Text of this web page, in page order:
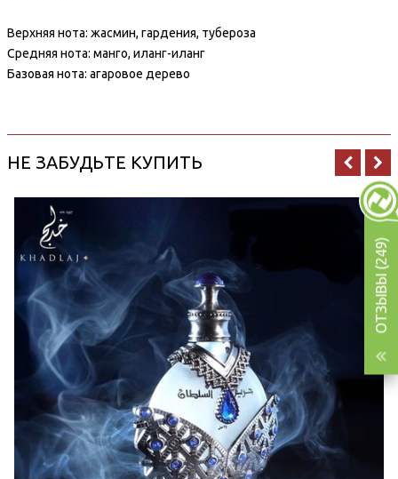
Верхняя нота: жасмин, гардения, тубероза
Средняя нота: манго, иланг-иланг
Базовая нота: агаровое дерево
НЕ ЗАБУДЬТЕ КУПИТЬ
ОТЗЫВЫ (249)